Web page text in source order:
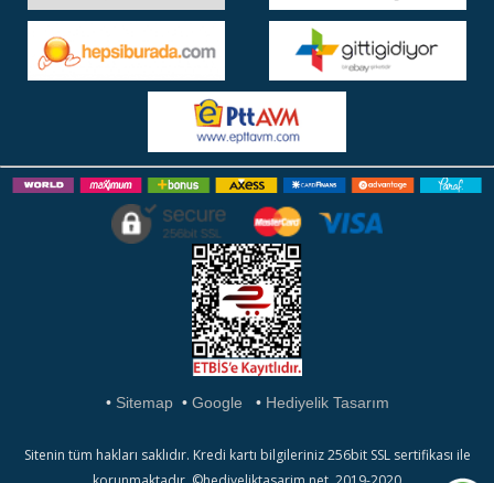
• Sitemap• Google • Hediyelik Tasarım
Sitenin tüm hakları saklıdır. Kredi kartı bilgileriniz 256bit SSL sertifikası ile